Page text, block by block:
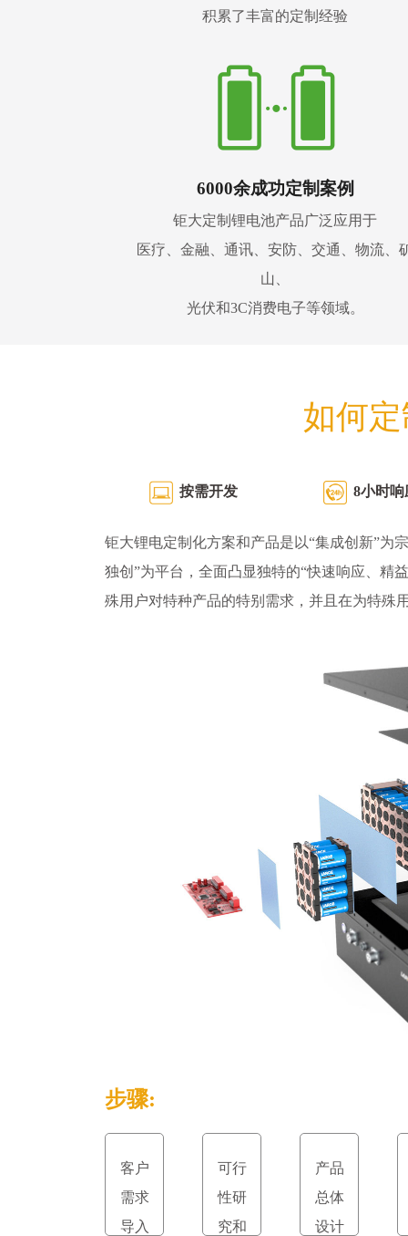
积累了丰富的定制经验
6000余成功定制案例
钜大定制锂电池产品广泛应用于
医疗、金融、通讯、安防、交通、物流、
山、
光伏和3C消费电子等领域。
如何
按需开发 8小时响
钜大锂电定制化方案和产品是以“集成创新”为
独创”为平台，全面凸显独特的“快速响应、精
殊用户对特种产品的特别需求，并且在为特殊
步骤:
客户
需求
导入
可行
性研
究和
产品
总体
设计